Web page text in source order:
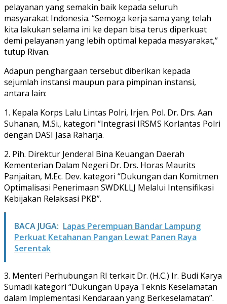
pelayanan yang semakin baik kepada seluruh
masyarakat Indonesia. “Semoga kerja sama yang telah
kita lakukan selama ini ke depan bisa terus diperkuat
demi pelayanan yang lebih optimal kepada masyarakat,”
tutup Rivan.
Adapun penghargaan tersebut diberikan kepada
sejumlah instansi maupun para pimpinan instansi,
antara lain:
1. Kepala Korps Lalu Lintas Polri, Irjen. Pol. Dr. Drs. Aan
Suhanan, M.Si., kategori “Integrasi IRSMS Korlantas Polri
dengan DASI Jasa Raharja.
2. Pih. Direktur Jenderal Bina Keuangan Daerah
Kementerian Dalam Negeri Dr. Drs. Horas Maurits
Panjaitan, M.Ec. Dev. kategori “Dukungan dan Komitmen
Optimalisasi Penerimaan SWDKLLJ Melalui Intensifikasi
Kebijakan Relaksasi PKB”.
BACA JUGA: Lapas Perempuan Bandar Lampung
Perkuat Ketahanan Pangan Lewat Panen Raya
Serentak
3. Menteri Perhubungan RI terkait Dr. (H.C.) Ir. Budi Karya
Sumadi kategori “Dukungan Upaya Teknis Keselamatan
dalam Implementasi Kendaraan yang Berkeselamatan”.